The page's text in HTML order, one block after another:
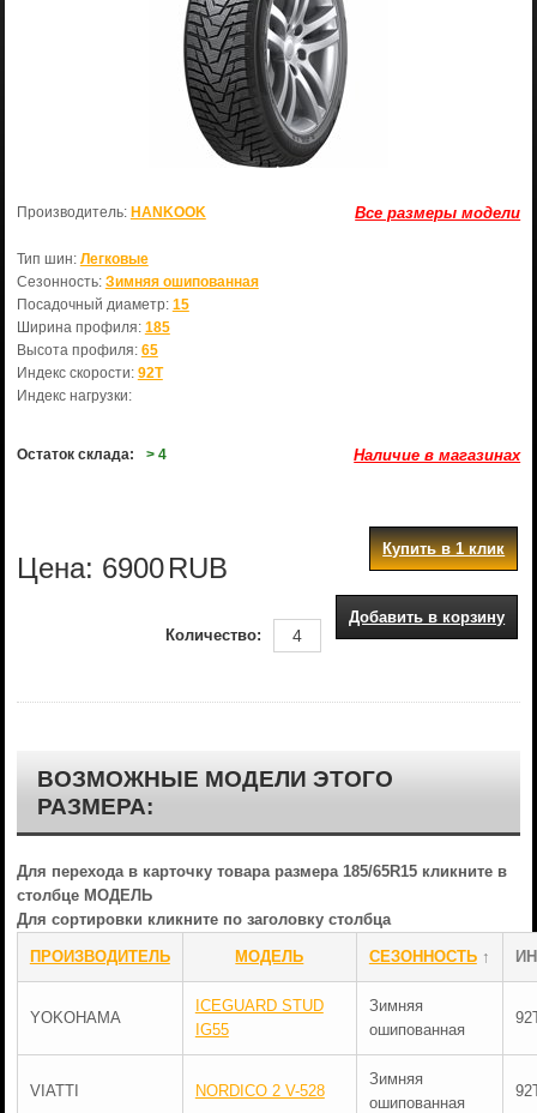
Все размеры модели
Производитель: HANKOOK
Тип шин: Легковые
Сезонность: Зимняя ошипованная
Посадочный диаметр: 15
Ширина профиля: 185
Высота профиля: 65
Индекс скорости: 92T
Индекс нагрузки:
Остаток склада: > 4 Наличие в магазинах
Цена: 6900RUB
Купить в 1 клик
Добавить в корзину
Количество:
ВОЗМОЖНЫЕ МОДЕЛИ ЭТОГО
РАЗМЕРА:
Для перехода в карточку товара размера 185/65R15 кликните в
столбце МОДЕЛЬ
Для сортировки кликните по заголовку столбца
ПРОИЗВОДИТЕЛЬ МОДЕЛЬ СЕЗОННОСТЬ↑
YOKOHAMA
ICEGUARD STUD
IG55
Зимняя
ошипованная
VIATTI NORDICO 2 V-528
Зимняя
ошипованная